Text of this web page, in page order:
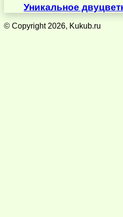
Уникальное
© Copyright 2026, Kukub.ru